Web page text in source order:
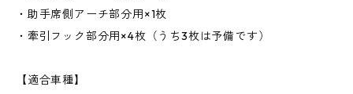
・助手席側アーチ部分用×1枚
・牽引フック部分用×4枚（うち3枚は予備です）
【適合車種】